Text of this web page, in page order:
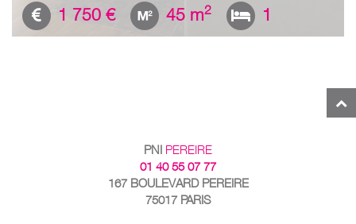
1 750 € 45 m2 1
PNI PEREIRE
01 40 55 07 77
167 BOULEVARD PEREIRE
75017 PARIS